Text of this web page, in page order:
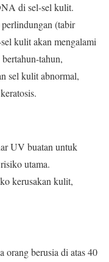
di sel-sel kulit.
(tabir
kulit akan mengalami
tahun,
sel kulit abnormal,
UV buatan untuk
utama.
kerusakan kulit,
orang berusia di atas 40